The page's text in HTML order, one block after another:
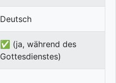
Deutsch
✅ (ja, während des
Gottesdienstes)